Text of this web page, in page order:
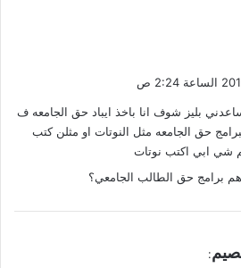
بليز شوف انا باخذ ايباد حق الجامعه ف
حق الجامعه مثل النوتات او مثلن كتب
شي ابي اكتب نوتات
برامج حق الطالب الجامعي؟
: